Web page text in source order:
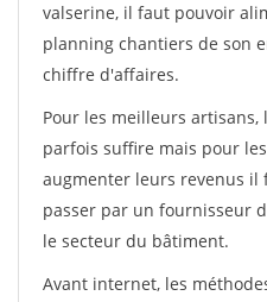
valserine, il faut pouvoir
planning chantiers de son
chiffre d'affaires.
Pour les meilleurs
parfois suffire mais pour
augmenter leurs revenus
passer par un fournisseur
le secteur du bâtiment.
Avant internet, les